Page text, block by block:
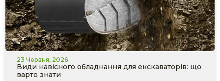
23 Червня, 2026
Види навісного обладнання для екскаваторів: що
варто знати